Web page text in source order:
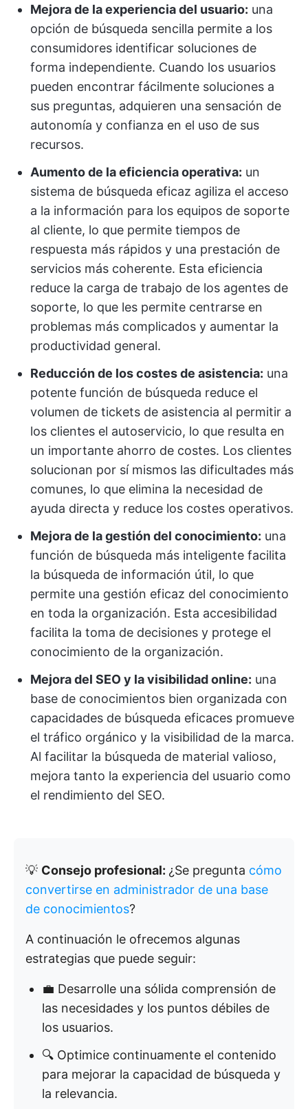
Mejora de la experiencia del usuario: una
opción de búsqueda sencilla permite a los
consumidores identificar soluciones de
forma independiente. Cuando los usuarios
pueden encontrar fácilmente soluciones a
sus preguntas, adquieren una sensación de
autonomía y confianza en el uso de sus
recursos.
Aumento de la eficiencia operativa: un
sistema de búsqueda eficaz agiliza el acceso
a la información para los equipos de soporte
al cliente, lo que permite tiempos de
respuesta más rápidos y una prestación de
servicios más coherente. Esta eficiencia
reduce la carga de trabajo de los agentes de
soporte, lo que les permite centrarse en
problemas más complicados y aumentar la
productividad general.
Reducción de los costes de asistencia: una
potente función de búsqueda reduce el
volumen de tickets de asistencia al permitir a
los clientes el autoservicio, lo que resulta en
un importante ahorro de costes. Los clientes
solucionan por sí mismos las dificultades más
comunes, lo que elimina la necesidad de
ayuda directa y reduce los costes operativos.
Mejora de la gestión del conocimiento: una
función de búsqueda más inteligente facilita
la búsqueda de información útil, lo que
permite una gestión eficaz del conocimiento
en toda la organización. Esta accesibilidad
facilita la toma de decisiones y protege el
conocimiento de la organización.
Mejora del SEO y la visibilidad online: una
base de conocimientos bien organizada con
capacidades de búsqueda eficaces promueve
el tráfico orgánico y la visibilidad de la marca.
Al facilitar la búsqueda de material valioso,
mejora tanto la experiencia del usuario como
el rendimiento del SEO.
💡 Consejo profesional: ¿Se pregunta cómo
convertirse en administrador de una base
de conocimientos?
A continuación le ofrecemos algunas
estrategias que puede seguir:
💼 Desarrolle una sólida comprensión de
las necesidades y los puntos débiles de
los usuarios.
🔍 Optimice continuamente el contenido
para mejorar la capacidad de búsqueda y
la relevancia.